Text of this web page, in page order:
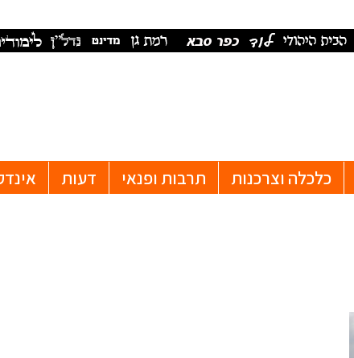
כלכלה וצרכנות תרבות ופנאי דעות